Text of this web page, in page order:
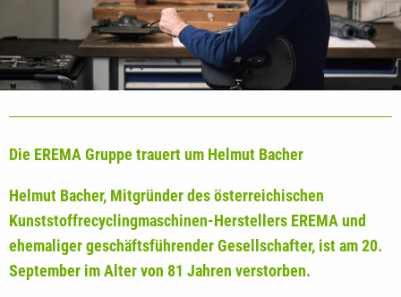
Die EREMA Gruppe trauert um Helmut Bacher
Helmut Bacher, Mitgründer des österreichischen
Kunststoffrecyclingmaschinen-Herstellers EREMA und
ehemaliger geschäftsführender Gesellschafter, ist am 20.
September im Alter von 81 Jahren verstorben.